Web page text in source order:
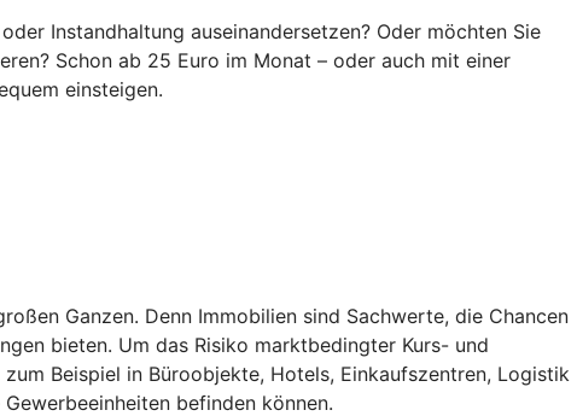
Instandhaltung auseinandersetzen? Oder möchten Sie
Schon ab 25 Euro im Monat – oder auch mit einer
einsteigen.
Ganzen. Denn Immobilien sind Sachwerte, die Chancen
bieten. Um das Risiko marktbedingter Kurs- und
Beispiel in Büroobjekte, Hotels, Einkaufszentren, Logistik
befinden können.